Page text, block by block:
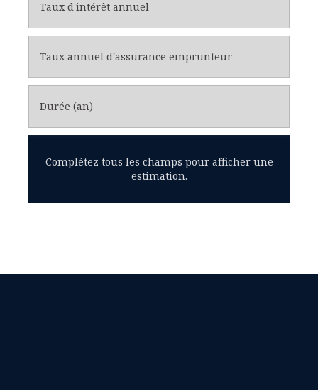
Taux d'intérêt annuel
Taux annuel d'assurance emprunteur
Durée (an)
Complétez tous les champs pour afficher une
estimation.